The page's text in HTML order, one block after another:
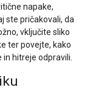
napake,
ste pričakovali, da
vključite sliko
ter povejte, kako
in hitreje odpravili.